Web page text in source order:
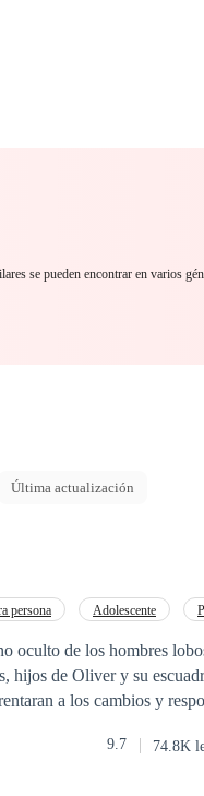
se pueden encontrar en varios
Última actualización
persona Adolescente
hijos de Oliver y su
a los cambios y
9.7 74.8K